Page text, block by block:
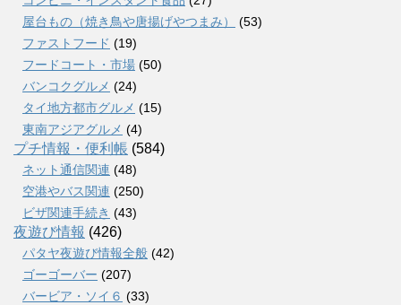
屋台もの（焼き鳥や唐揚げやつまみ）
(53)
ファストフード (19)
フードコート・市場 (50)
バンコクグルメ (24)
タイ地方都市グルメ (15)
東南アジアグルメ (4)
プチ情報・便利帳 (584)
ネット通信関連 (48)
空港やバス関連 (250)
ビザ関連手続き (43)
夜遊び情報 (426)
パタヤ夜遊び情報全般 (42)
ゴーゴーバー (207)
バービア・ソイ６ (33)